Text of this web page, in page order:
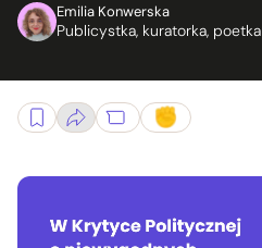
Emilia Konwerska
Publicystka, kuratorka, poetka